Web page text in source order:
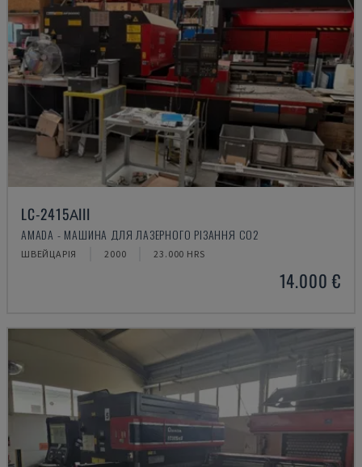
LC-2415ΑIII
AMADA - МАШИНА ДЛЯ ЛАЗЕРНОГО РІЗАННЯ CO2
ШВЕЙЦАРІЯ 2000 23.000 HRS
14.000 €